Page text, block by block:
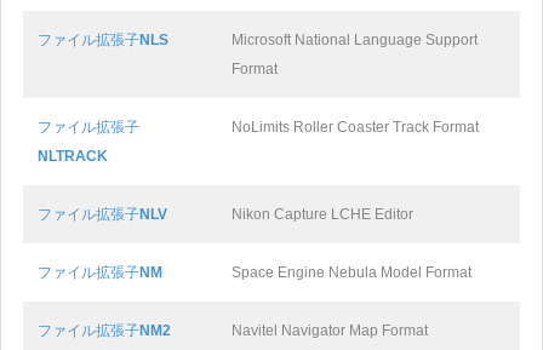
ファイル拡張子NLS
Microsoft National Language Support
Format
ファイル拡張子
NLTRACK
NoLimits Roller Coaster Track Format
ファイル拡張子NLV Nikon Capture LCHE Editor
ファイル拡張子NM Space Engine Nebula Model Format
ファイル拡張子NM2 Navitel Navigator Map Format